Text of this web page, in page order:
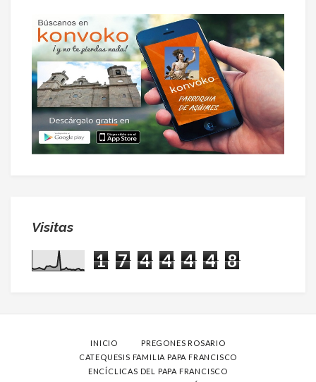
Visitas
1 7 4 4 4 4 8
INICIO
PREGONES ROSARIO
CATEQUESIS FAMILIA PAPA FRANCISCO
ENCÍCLICAS DEL PAPA FRANCISCO